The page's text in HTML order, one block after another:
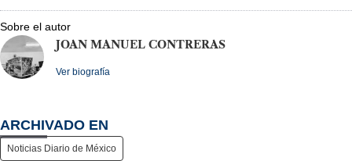
Sobre el autor
JOAN MANUEL CONTRERAS
Ver biografía
ARCHIVADO EN
Noticias Diario de México